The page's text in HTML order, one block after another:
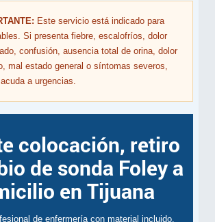
Este servicio está indicado para
Si presenta fiebre, escalofríos, dolor
confusión, ausencia total de orina, dolor
mal estado general o síntomas severos,
a urgencias.
colocación, retiro
de sonda Foley a
en Tijuana
de enfermería con material incluido.